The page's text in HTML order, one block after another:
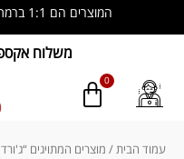
לתוכן
המוצרים הם 1:1 ברמת חומרים גבוה קוד קופון: LS10
משלוח
עמוד הבית/ מוצרים המתויגים “ג'ורדן 1